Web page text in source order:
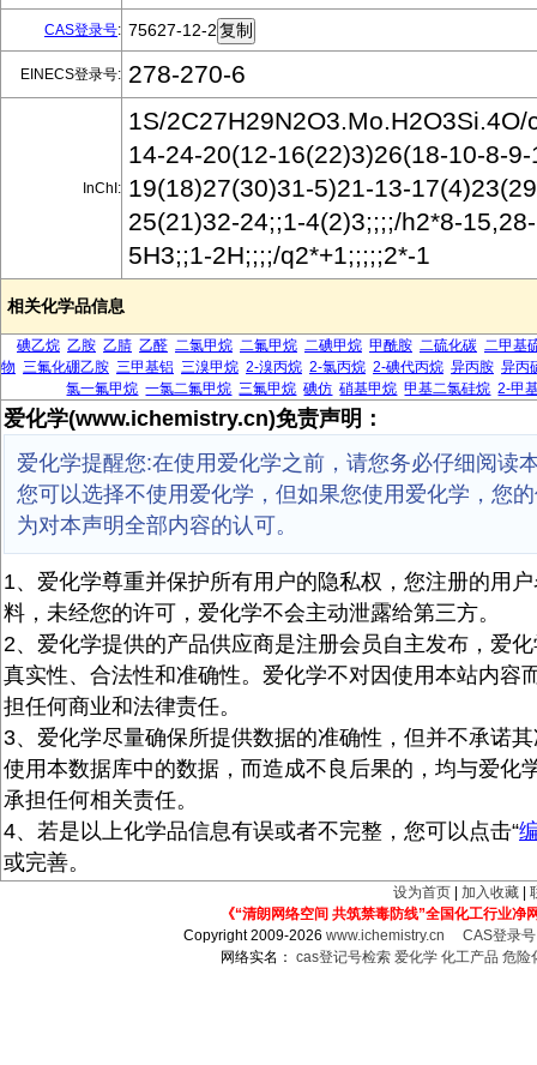
CAS登录号: 75627-12-2
EINECS登录号: 278-270-6
InChI:
1S/2C27H29N2O3.Mo.H2O3Si.4O/
14-24-20(12-16(22)3)26(18-10-8-9-
19(18)27(30)31-5)21-13-
25(21)32-24;;1-4(2)3;;;;/h2*8-
5H3;;1-2H;;;;/q2*+1;;;;;2*-1
相关化学品信息
碘乙烷 乙胺 乙腈 乙醛 二氯甲烷 二氟甲烷 二碘甲烷 甲酰胺 二硫化碳 二甲基
物 三氟化硼乙胺 三甲基铝 三溴甲烷 2-溴丙烷 2-氯丙烷 2-碘代丙烷 异丙胺 异丙
氯一氟甲烷 一氯二氟甲烷 三氟甲烷 碘仿 硝基甲烷 甲基二氯硅烷 2-甲
爱化学(www.ichemistry.cn)免责声明：
爱化学提醒您:在使用爱化学之前，请您务必仔细阅读
您可以选择不使用爱化学，但如果您使用爱化学，您
为对本声明全部内容的认可。
1、爱化学尊重并保护所有用户的隐私权，您注册的用
料，未经您的许可，爱化学不会主动泄露给第三方。
2、爱化学提供的产品供应商是注册会员自主发布，爱
真实性、合法性和准确性。爱化学不对因使用本站内容
担任何商业和法律责任。
3、爱化学尽量确保所提供数据的准确性，但并不承诺
使用本数据库中的数据，而造成不良后果的，均与爱化
承担任何相关责任。
4、若是以上化学品信息有误或者不完整，您可以点击“
或完善。
设为首页 加入收藏
《“清朗网络空间 共筑禁毒防线”全国化工行业净
Copyright 2009-2026www.ichemistry.cn
CAS登录
网络实名： cas登记号检索 爱化学 化工产品 危险